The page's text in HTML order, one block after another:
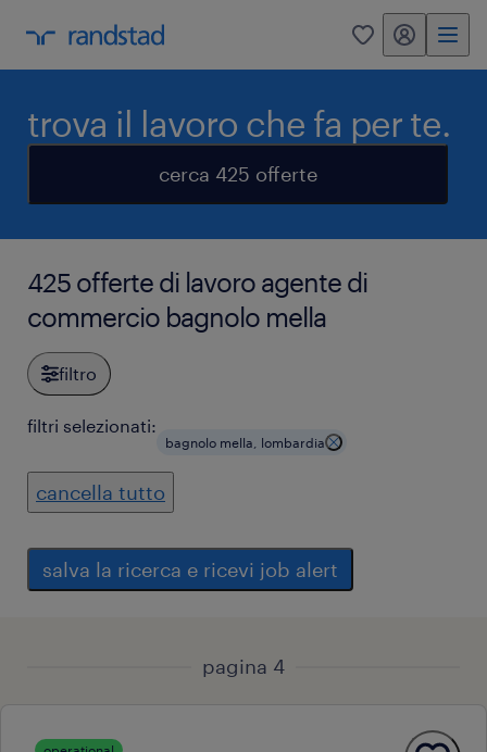
0 my randstad
trova il lavoro che fa per te.
cerca 425 offerte
425 offerte di lavoro agente di
commercio bagnolo mella
filtro
filtri selezionati:
bagnolo mella, lombardia
cancella tutto
salva la ricerca e ricevi job alert
pagina 4